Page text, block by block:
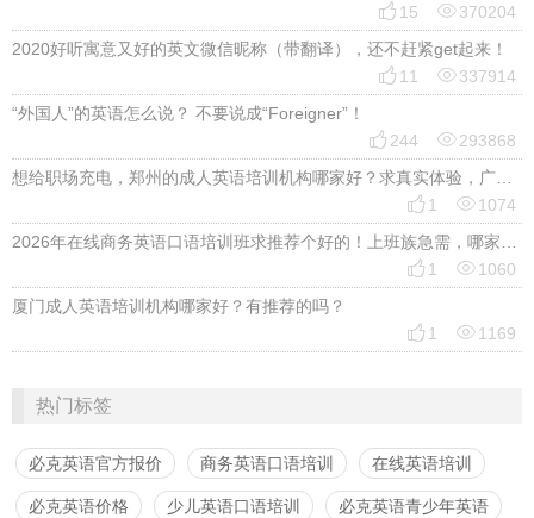
 15 370204
2020好听寓意又好的英文微信昵称（带翻译），还不赶紧get起来！
 11 337914
“外国人”的英语怎么说？ 不要说成“Foreigner”！
 244 293868
想给职场充电，郑州的成人英语培训机构哪家好？求真实体验，广告勿扰，感谢！
 1 1074
2026年在线商务英语口语培训班求推荐个好的！上班族急需，哪家好？
 1 1060
厦门成人英语培训机构哪家好？有推荐的吗？
 1 1169
热门标签
必克英语官方报价 商务英语口语培训 在线英语培训
必克英语价格 少儿英语口语培训 必克英语青少年英语